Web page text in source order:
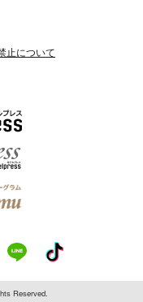
止について
Reserved.